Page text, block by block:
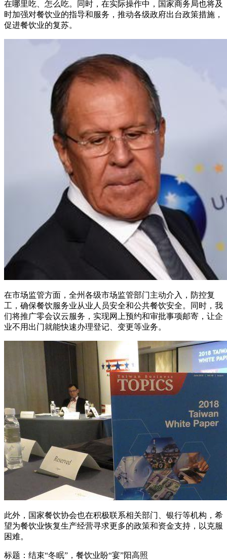
在哪里吃、怎么吃。同时，在实际操作中，国家商务局也将及
时加强对餐饮业的指导和服务，推动各级政府出台政策措施，
促进餐饮业的复苏。
在市场监管方面，全州各级市场监管部门主动介入，防控复
工，确保餐饮服务业从业人员安全和公共餐饮安全。同时，我
们将推广零会议云服务，实现网上预约和审批事项邮寄，让企
业不用出门就能快速办理登记、变更等业务。
此外，国家餐饮协会也在积极联系相关部门、银行等机构，希
望为餐饮业恢复生产经营寻求更多的政策和资金支持，以克服
困难。
标题：结束“冬眠”，餐饮业盼“宴”阳高照